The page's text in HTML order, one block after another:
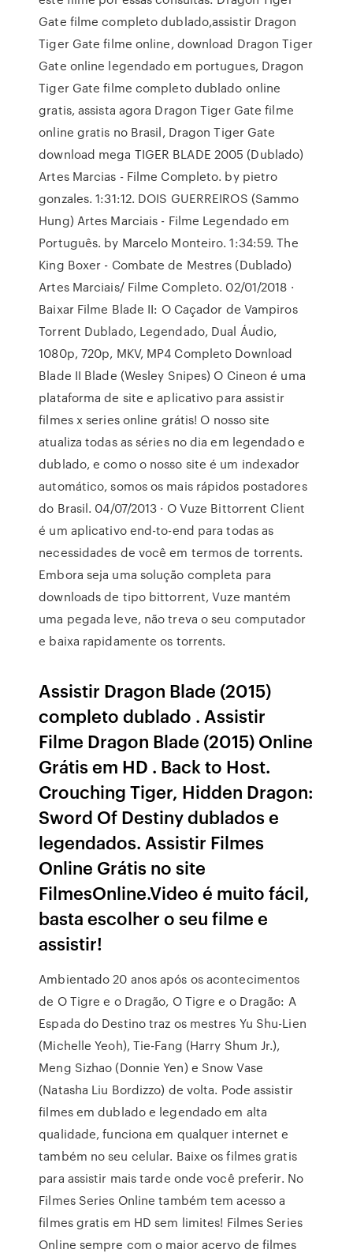
Gate filme completo dublado,assistir Dragon
Tiger Gate filme online, download Dragon Tiger
Gate online legendado em portugues, Dragon
Tiger Gate filme completo dublado online
gratis, assista agora Dragon Tiger Gate filme
online gratis no Brasil, Dragon Tiger Gate
download mega TIGER BLADE 2005 (Dublado)
Artes Marcias - Filme Completo. by pietro
gonzales. 1:31:12. DOIS GUERREIROS (Sammo
Hung) Artes Marciais - Filme Legendado em
Português. by Marcelo Monteiro. 1:34:59. The
King Boxer - Combate de Mestres (Dublado)
Artes Marciais/ Filme Completo. 02/01/2018 ·
Baixar Filme Blade II: O Caçador de Vampiros
Torrent Dublado, Legendado, Dual Áudio,
1080p, 720p, MKV, MP4 Completo Download
Blade II Blade (Wesley Snipes) O Cineon é uma
plataforma de site e aplicativo para assistir
filmes x series online grátis! O nosso site
atualiza todas as séries no dia em legendado e
dublado, e como o nosso site é um indexador
automático, somos os mais rápidos postadores
do Brasil. 04/07/2013 · O Vuze Bittorrent Client
é um aplicativo end-to-end para todas as
necessidades de você em termos de torrents.
Embora seja uma solução completa para
downloads de tipo bittorrent, Vuze mantém
uma pegada leve, não treva o seu computador
e baixa rapidamente os torrents.
Assistir Dragon Blade (2015)
completo dublado . Assistir
Filme Dragon Blade (2015) Online
Grátis em HD . Back to Host.
Crouching Tiger, Hidden Dragon:
Sword Of Destiny dublados e
legendados. Assistir Filmes
Online Grátis no site
FilmesOnline.Video é muito fácil,
basta escolher o seu filme e
assistir!
Ambientado 20 anos após os acontecimentos
de O Tigre e o Dragão, O Tigre e o Dragão: A
Espada do Destino traz os mestres Yu Shu-Lien
(Michelle Yeoh), Tie-Fang (Harry Shum Jr.),
Meng Sizhao (Donnie Yen) e Snow Vase
(Natasha Liu Bordizzo) de volta. Pode assistir
filmes em dublado e legendado em alta
qualidade, funciona em qualquer internet e
também no seu celular. Baixe os filmes gratis
para assistir mais tarde onde você preferir. No
Filmes Series Online também tem acesso a
filmes gratis em HD sem limites! Filmes Series
Online sempre com o maior acervo de filmes